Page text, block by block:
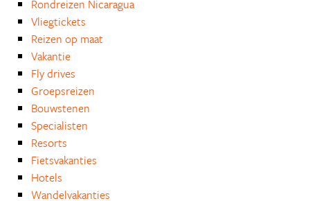
Rondreizen Nicaragua
Vliegtickets
Reizen op maat
Vakantie
Fly drives
Groepsreizen
Bouwstenen
Specialisten
Resorts
Fietsvakanties
Hotels
Wandelvakanties